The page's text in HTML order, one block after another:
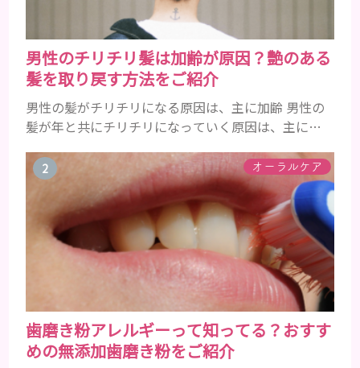
男性のチリチリ髪は加齢が原因？艶のある
髪を取り戻す方法をご紹介
男性の髪がチリチリになる原因は、主に加齢 男性の
髪が年と共にチリチリになっていく原因は、主に加
にツヤがあった男性も、いつのまにか髪がチリチリ
でペタンとするようになったと感じる人もいるでし
ょう。特に大人の男性としての魅力が出てくる40代
以降の男性に悩んでいる人が多い傾向があります。
髪が生え変わるサイクルは、年齢と共に乱れていき
ます。髪が太くならないま...
オーラルケア
歯磨き粉アレルギーって知ってる？おすす
めの無添加歯磨き粉をご紹介